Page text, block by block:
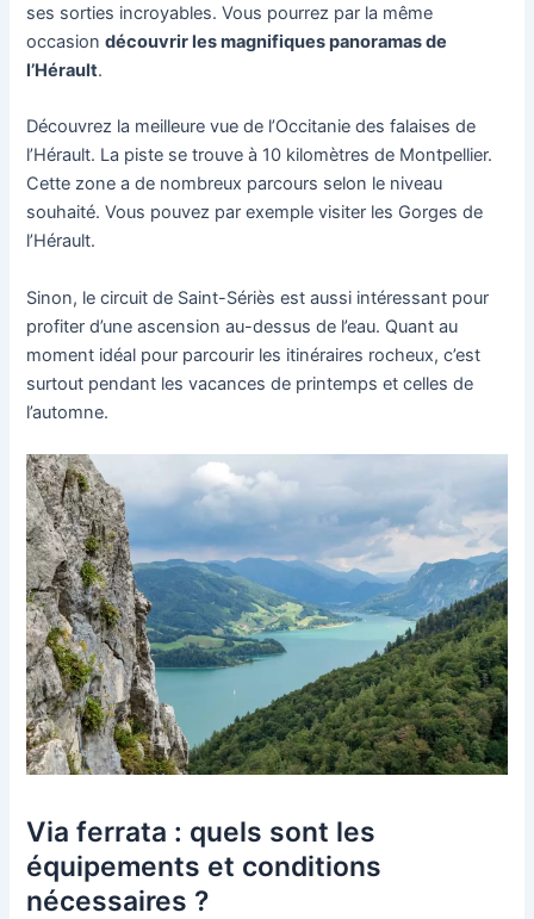
ses sorties incroyables. Vous pourrez par la même
occasiondécouvrir les magnifiques panoramas de
l’Hérault.
Découvrez la meilleure vue de l’Occitanie des falaises de
l’Hérault. La piste se trouve à 10 kilomètres de Montpellier.
Cette zone a de nombreux parcours selon le niveau
souhaité. Vous pouvez par exemple visiter les Gorges de
l’Hérault.
Sinon, le circuit de Saint-Sériès est aussi intéressant pour
profiter d’une ascension au-dessus de l’eau. Quant au
moment idéal pour parcourir les itinéraires rocheux, c’est
surtout pendant les vacances de printemps et celles de
l’automne.
Via ferrata : quels sont les
équipements et conditions
nécessaires ?